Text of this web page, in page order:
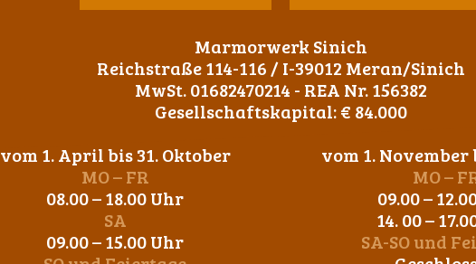
Marmorwerk Sinich
Reichstraße 114-116 / I-39012 Meran/Sinich
MwSt. 01682470214 - REA Nr. 156382
Gesellschaftskapital: € 84.000
vom 1. April bis 31. Oktober
MO – FR
08.00 – 18.00 Uhr
SA
09.00 – 15.00 Uhr
vom 1. November
MO –
09.00 –
14. 00 –
SA-SO und